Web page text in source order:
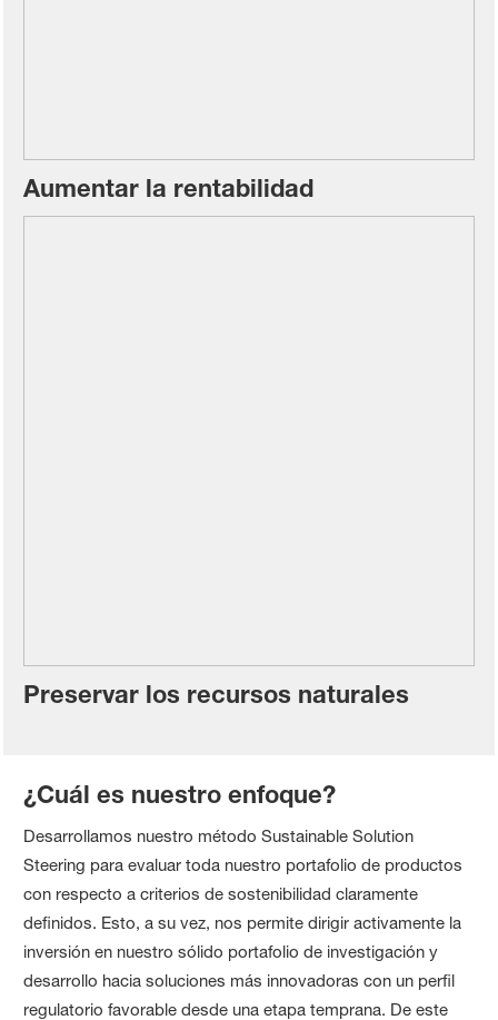
Aumentar la rentabilidad
Preservar los recursos naturales
¿Cuál es nuestro enfoque?
Desarrollamos nuestro método Sustainable Solution
Steering para evaluar toda nuestro portafolio de productos
con respecto a criterios de sostenibilidad claramente
definidos. Esto, a su vez, nos permite dirigir activamente la
inversión en nuestro sólido portafolio de investigación y
desarrollo hacia soluciones más innovadoras con un perfil
regulatorio favorable desde una etapa temprana. De este